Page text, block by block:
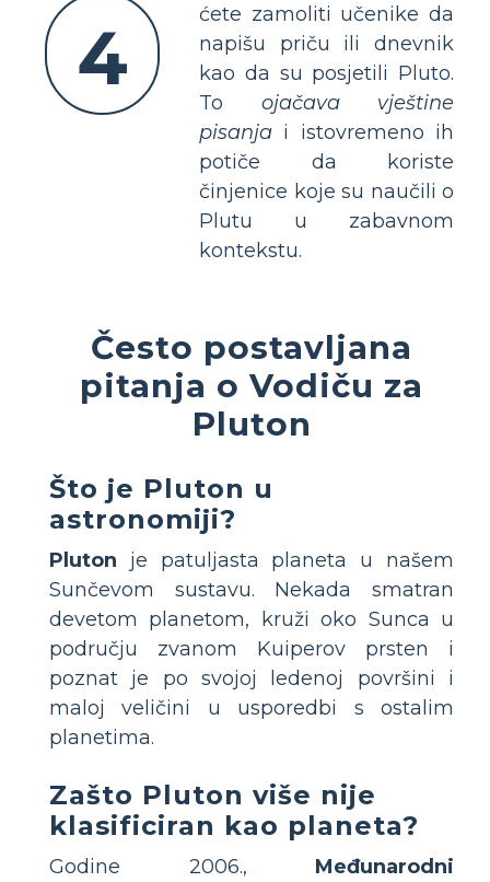
4
ćete zamoliti učenike da
napišu priču ili dnevnik
kao da su posjetili Pluto.
To ojačava vještine
pisanja i istovremeno ih
potiče da koriste
činjenice koje su naučili o
Plutu u zabavnom
kontekstu.
Često postavljana
pitanja o Vodiču za
Pluton
Što je Pluton u
astronomiji?
Pluton je patuljasta planeta u našem
Sunčevom sustavu. Nekada smatran
devetom planetom, kruži oko Sunca u
području zvanom Kuiperov prsten i
poznat je po svojoj ledenoj površini i
maloj veličini u usporedbi s ostalim
planetima.
Zašto Pluton više nije
klasificiran kao planeta?
Godine 2006., Međunarodni